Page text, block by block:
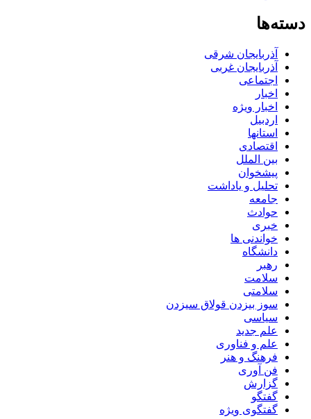
دسته‌ها
آذربایجان شرقی
آذربایجان غربی
اجتماعی
اخبار
اخبار ویژه
اردبیل
استانها
اقتصادی
بین الملل
پیشخوان
تحلیل و یاداشت
جامعه
حوادث
خبری
خواندنی ها
دانشگاه
رهبر
سلامت
سلامتی
سوز بیزدن قولاق سیزدن
سیاسی
علم جدید
علم و فناوری
فرهنگ و هنر
فن آوری
گزارش
گفتگو
گفتگوی ویژه